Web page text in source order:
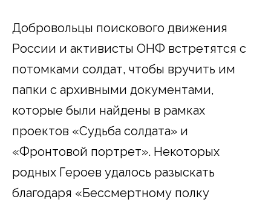
Добровольцы поискового движения
России и активисты ОНФ встретятся с
потомками солдат, чтобы вручить им
папки с архивными документами,
которые были найдены в рамках
проектов «Судьба солдата» и
«Фронтовой портрет». Некоторых
родных Героев удалось разыскать
благодаря «Бессмертному полку